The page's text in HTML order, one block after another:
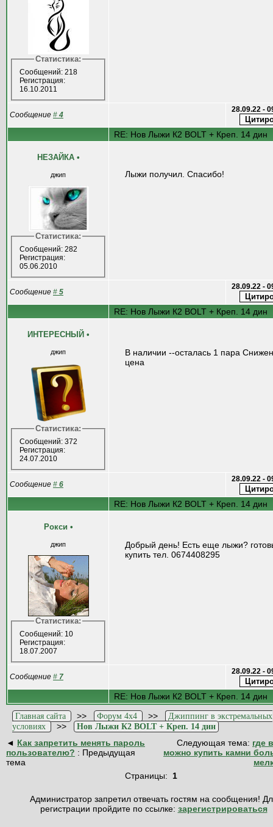
Статистика:
Сообщений: 218
Регистрация:
16.10.2011
Сообщение # 4
28.09.22 -
RE: Нов Лыжи К2 BOLT + Креп. 14 дин
НЕЗАЙКА •
джип
Статистика:
Сообщений: 282
Регистрация:
05.06.2010
Лыжи получил. Спасибо!
Сообщение # 5
28.09.22 -
RE: Нов Лыжи К2 BOLT + Креп. 14 дин
ИНТЕРЕСНЫЙ •
джип
Статистика:
Сообщений: 372
Регистрация:
24.07.2010
В наличии --осталась 1 пара
цена
Сообщение # 6
28.09.22 -
RE: Нов Лыжи К2 BOLT + Креп. 14 дин
Рокси •
джип
Статистика:
Сообщений: 10
Регистрация:
18.07.2007
Добрый день! Есть еще лыжи?
купить тел. 0674408295
Сообщение # 7
28.09.22 -
RE: Нов Лыжи К2 BOLT + Креп. 14 дин
Главная сайта >> Форум 4x4 >>
Джиппинг в экстремальных
условиях
>> Нов Лыжи К2 BOLT + Креп. 14 дин
◄ Как запретить менять пароль
пользователю? : Предыдущая
тема
Следующая тема: где
можно купить камни
Страницы: 1
Администратор запретил отвечать гостям на сообщения!
регистрации пройдите по ссылке: зарегистрироваться